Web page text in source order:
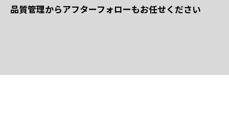
品質管理からアフターフォローもお任せください